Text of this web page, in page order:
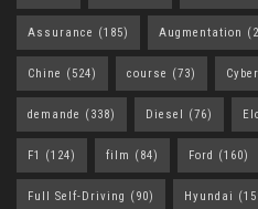
Assurance (185) Augmentation
Chine (524) course (73)
demande (338) Diesel (76)
F1 (124) film (84) Ford (160)
Full Self-Driving (90) Hyundai